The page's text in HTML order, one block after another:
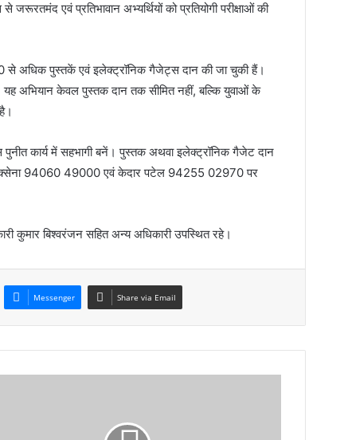
एवं प्रतिभावान अभ्यर्थियों को प्रतियोगी परीक्षाओं की
अधिक पुस्तकें एवं इलेक्ट्रॉनिक गैजेट्स दान की जा चुकी हैं।
यह अभियान केवल पुस्तक दान तक सीमित नहीं, बल्कि युवाओं के
कार्य में सहभागी बनें। पुस्तक अथवा इलेक्ट्रॉनिक गैजेट दान
94060 49000 एवं केदार पटेल 94255 02970 पर
कुमार बिश्वरंजन सहित अन्य अधिकारी उपस्थित रहे।
Messenger Share via Email